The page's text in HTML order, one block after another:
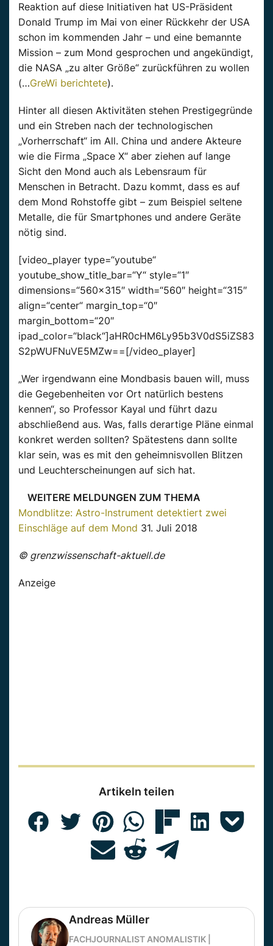
Reaktion auf diese Initiativen hat US-Präsident
Donald Trump im Mai von einer Rückkehr der USA
schon im kommenden Jahr – und eine bemannte
Mission – zum Mond gesprochen und angekündigt,
die NASA „zu alter Größe“ zurückführen zu wollen
(…GreWi berichtete).
Hinter all diesen Aktivitäten stehen Prestigegründe
und ein Streben nach der technologischen
„Vorherrschaft“ im All. China und andere Akteure
wie die Firma „Space X“ aber ziehen auf lange
Sicht den Mond auch als Lebensraum für
Menschen in Betracht. Dazu kommt, dass es auf
dem Mond Rohstoffe gibt – zum Beispiel seltene
Metalle, die für Smartphones und andere Geräte
nötig sind.
[video_player type=“youtube“
youtube_show_title_bar=“Y“ style=“1″
dimensions=“560×315″ width=“560″ height=“315″
align=“center“ margin_top=“0″
margin_bottom=“20″
ipad_color=“black“]aHR0cHM6Ly95b3V0dS5iZS83
S2pWUFNuVE5MZw==[/video_player]
„Wer irgendwann eine Mondbasis bauen will, muss
die Gegebenheiten vor Ort natürlich bestens
kennen“, so Professor Kayal und führt dazu
abschließend aus. Was, falls derartige Pläne einmal
konkret werden sollten? Spätestens dann sollte
klar sein, was es mit den geheimnisvollen Blitzen
und Leuchterscheinungen auf sich hat.
WEITERE MELDUNGEN ZUM THEMA
Mondblitze: Astro-Instrument detektiert zwei
Einschläge auf dem Mond 31. Juli 2018
© grenzwissenschaft-aktuell.de
Anzeige
Artikeln teilen
Andreas Müller
FACHJOURNALIST ANOMALISTIK |